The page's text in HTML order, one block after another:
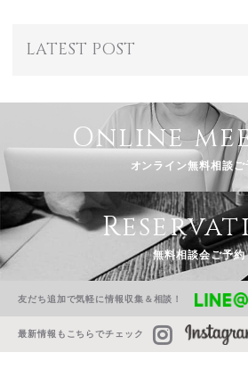
LATEST POST
Online
オンライン無料相談ご
無料相談会ご予約
友だち追加で気軽に情報収集＆相談！
最新情報もこちらでチェック